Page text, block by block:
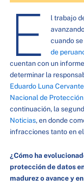
E
l trabajo
cuando se
de
cuentan con un
determinar la
Eduardo Luna
Nacional de
continuación, la
Noticias, en donde
infracciones tanto en
¿Cómo ha
protección de datos
madurez o avance y